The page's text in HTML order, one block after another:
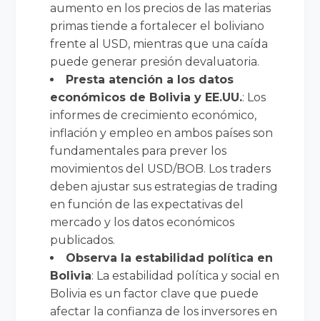
aumento en los precios de las materias
primas tiende a fortalecer el boliviano
frente al USD, mientras que una caída
puede generar presión devaluatoria.
Presta atención a los datos
económicos de Bolivia y EE.UU.: Los
informes de crecimiento económico,
inflación y empleo en ambos países son
fundamentales para prever los
movimientos del USD/BOB. Los traders
deben ajustar sus estrategias de trading
en función de las expectativas del
mercado y los datos económicos
publicados.
Observa la estabilidad política en
Bolivia: La estabilidad política y social en
Bolivia es un factor clave que puede
afectar la confianza de los inversores en